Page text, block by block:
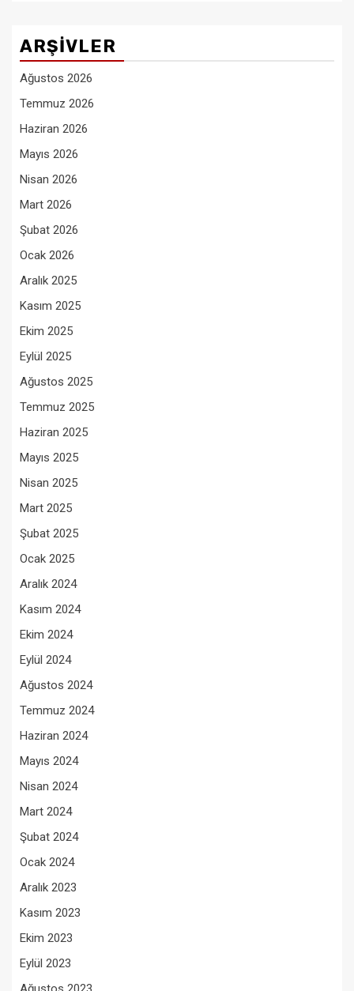
ARŞIVLER
Ağustos 2026
Temmuz 2026
Haziran 2026
Mayıs 2026
Nisan 2026
Mart 2026
Şubat 2026
Ocak 2026
Aralık 2025
Kasım 2025
Ekim 2025
Eylül 2025
Ağustos 2025
Temmuz 2025
Haziran 2025
Mayıs 2025
Nisan 2025
Mart 2025
Şubat 2025
Ocak 2025
Aralık 2024
Kasım 2024
Ekim 2024
Eylül 2024
Ağustos 2024
Temmuz 2024
Haziran 2024
Mayıs 2024
Nisan 2024
Mart 2024
Şubat 2024
Ocak 2024
Aralık 2023
Kasım 2023
Ekim 2023
Eylül 2023